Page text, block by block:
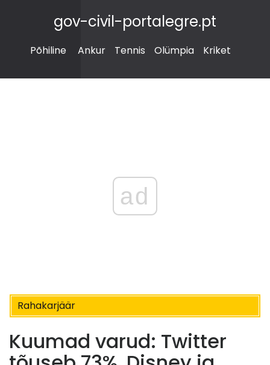
gov-civil-portalegre.pt
Põhiline Ankur Tennis Olümpia Kriket
ad
Rahakarjäär
Kuumad varud: Twitter